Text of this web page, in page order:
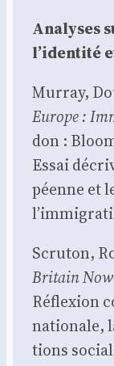
Ana­lyses
l’identité
Mur­ray,
Europe :
don :
Essai
péenne et
Scru­ton,
Bri­tain Now
Réflexion
natio­nale,
tions